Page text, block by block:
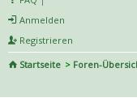
Anmelden
Registrieren
Startseite
Foren-